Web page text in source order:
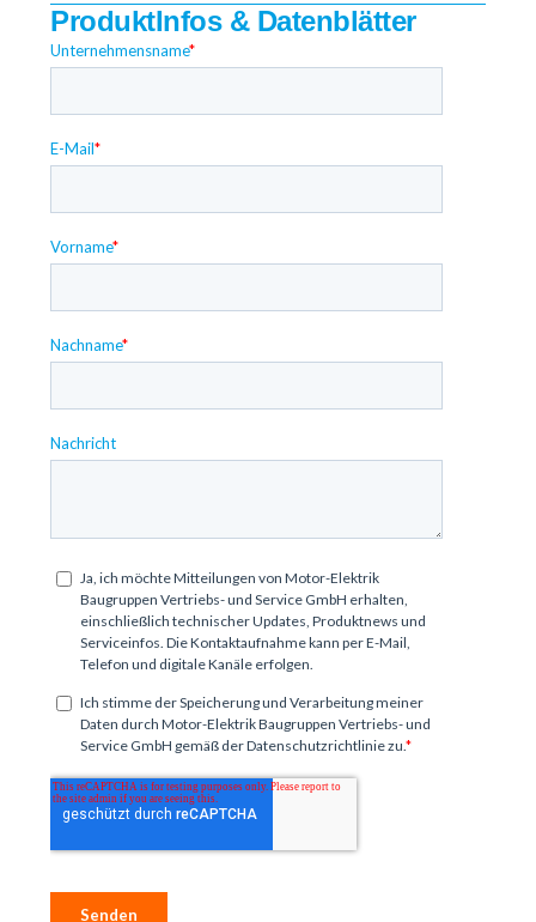
ProduktInfos & Datenblätter